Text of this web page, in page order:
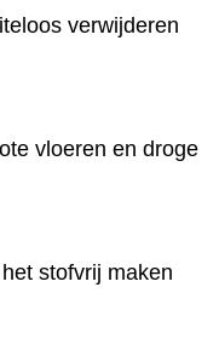
verwijderen
vloeren en droge
stofvrij maken